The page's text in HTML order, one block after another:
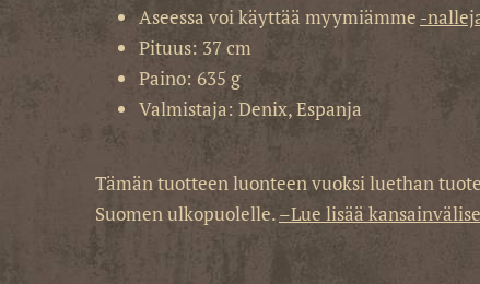
Aseessa voi käyttää myymiämme -
Pituus: 37 cm
Paino: 635 g
Valmistaja: Denix, Espanja
Tämän tuotteen luonteen vuoksi luethan
Suomen ulkopuolelle.–Lue lisää